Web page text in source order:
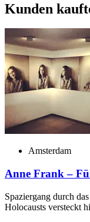
Kunden
Amsterdam
Anne Frank –
Spaziergang durch
Holocausts versteckt